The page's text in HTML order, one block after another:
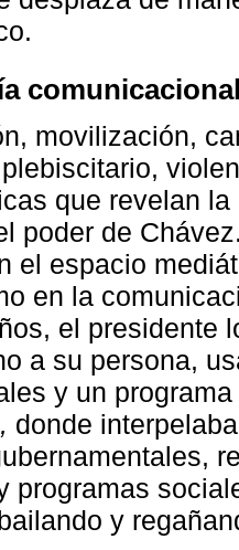
movilización,
que revelan
poder de
el espacio
en la
el presidente
a su persona,
y un
donde
programas
y